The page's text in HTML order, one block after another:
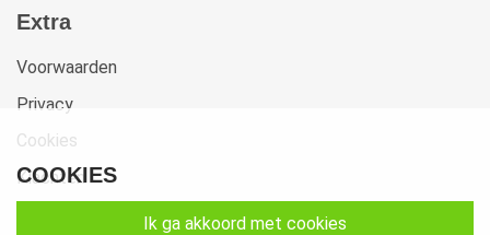
Extra
Voorwaarden
Privacy
Cookies
Klachten
Retourneren & Ruilen
COOKIES
ik ga akkoord met cookies